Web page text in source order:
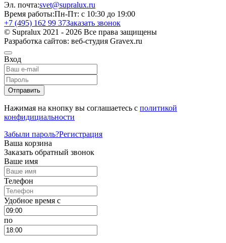
Эл. почта:svet@supralux.ru
Время работы:Пн-Пт: с 10:30 до 19:00
+7 (495) 162 99 37Заказать звонок
© Supralux 2021 - 2026 Все права защищены
Разработка сайтов: веб-студия Gravex.ru
Вход
Отправить
Нажимая на кнопку вы соглашаетесь с политикой
конфидициальности
Забыли пароль?Регистрация
Ваша корзина
Заказать обратный звонок
Ваше имя
Телефон
Удобное время c
по